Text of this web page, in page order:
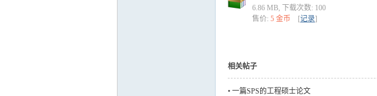
6.86 MB, 下载次数: 100
售价: 5 金币 [记录]
相关帖子
• 一篇SPS的工程硕士论文